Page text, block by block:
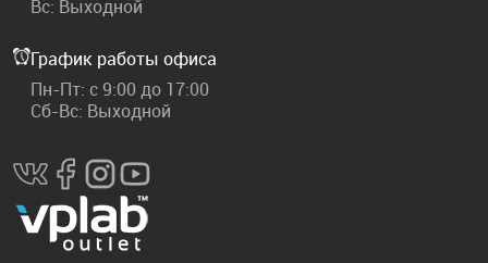
Вс: Выходной
График работы офиса
Пн-Пт: с 9:00 до 17:00
Сб-Вс: Выходной